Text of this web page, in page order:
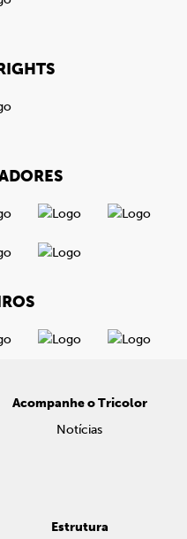
Acompanhe o Tricolor
Notícias
Estrutura